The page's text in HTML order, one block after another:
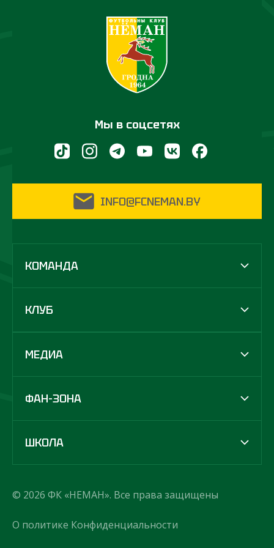
Мы в соцсетях
INFO@FCNEMAN.BY
КОМАНДА
КЛУБ
МЕДИА
ФАН-ЗОНА
ШКОЛА
© 2026 ФК «НЕМАН». Все права защищены
О политике Конфиденциальности